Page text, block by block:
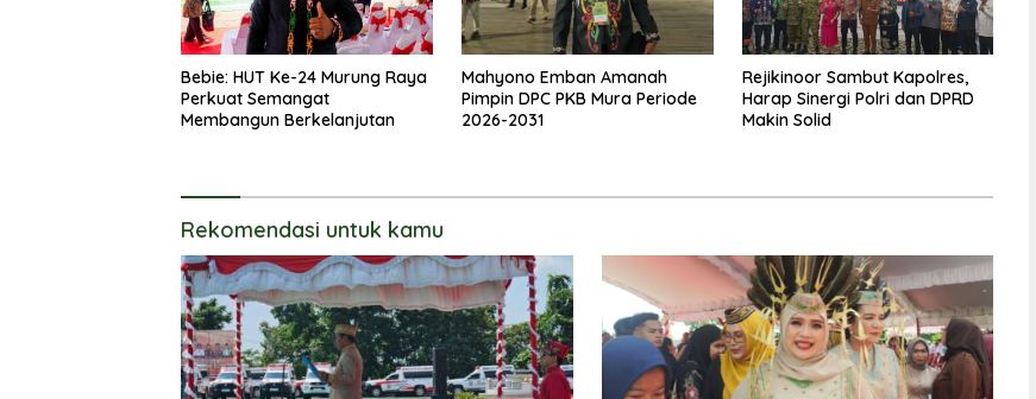
Bebie: HUT Ke-24 Murung Raya
Perkuat Semangat
Membangun Berkelanjutan
Mahyono Emban Amanah
Pimpin DPC PKB Mura Periode
2026-2031
Rejikinoor Sambut Kapolres,
Harap Sinergi Polri dan DPRD
Makin Solid
Rekomendasi untuk kamu